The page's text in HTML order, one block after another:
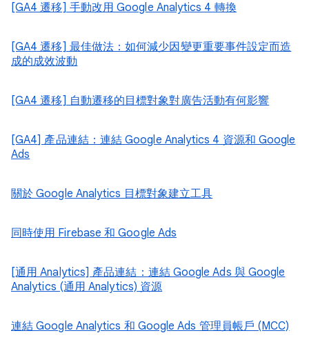
[GA4 遷移] 手動改用 Google Analytics 4 轉換
[GA4 遷移] 最佳做法：如何減少因變更重要事件設定而造
成的成效波動
[GA4 遷移] 自動遷移的目標對象對廣告活動有何影響
[GA4] 產品連結：連結 Google Analytics 4 資源和 Google
Ads
關於 Google Analytics 目標對象建立工具
同時使用 Firebase 和 Google Ads
[通用 Analytics] 產品連結：連結 Google Ads 與 Google
Analytics (通用 Analytics) 資源
連結 Google Analytics 和 Google Ads 管理員帳戶 (MCC)